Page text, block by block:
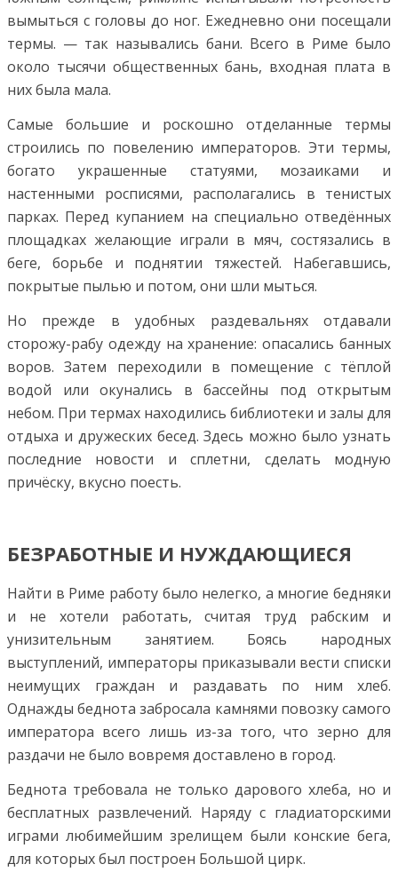
вымыться с головы до ног. Ежедневно они посещали
термы. — так назывались бани. Всего в Риме было
около тысячи общественных бань, входная плата в
них была мала.
Самые большие и роскошно отделанные термы
строились по повелению императоров. Эти термы,
богато украшенные статуями, мозаиками и
настенными росписями, располагались в тенистых
парках. Перед купанием на специально отведённых
площадках желающие играли в мяч, состязались в
беге, борьбе и поднятии тяжестей. Набегавшись,
покрытые пылью и потом, они шли мыться.
Но прежде в удобных раздевальнях отдавали
сторожу-рабу одежду на хранение: опасались банных
воров. Затем переходили в помещение с тёплой
водой или окунались в бассейны под открытым
небом. При термах находились библиотеки и залы для
отдыха и дружеских бесед. Здесь можно было узнать
последние новости и сплетни, сделать модную
причёску, вкусно поесть.
БЕЗРАБОТНЫЕ И НУЖДАЮЩИЕСЯ
Найти в Риме работу было нелегко, а многие бедняки
и не хотели работать, считая труд рабским и
унизительным занятием. Боясь народных
выступлений, императоры приказывали вести списки
неимущих граждан и раздавать по ним хлеб.
Однажды беднота забросала камнями повозку самого
императора всего лишь из-за того, что зерно для
раздачи не было вовремя доставлено в город.
Беднота требовала не только дарового хлеба, но и
бесплатных развлечений. Наряду с гладиаторскими
играми любимейшим зрелищем были конские бега,
для которых был построен Большой цирк.